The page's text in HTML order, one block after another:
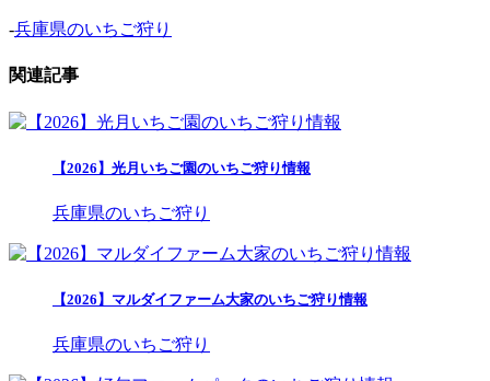
-兵庫県のいちご狩り
関連記事
【2026】光月いちご園のいちご狩り情報
兵庫県のいちご狩り
【2026】マルダイファーム大家のいちご狩り情報
兵庫県のいちご狩り